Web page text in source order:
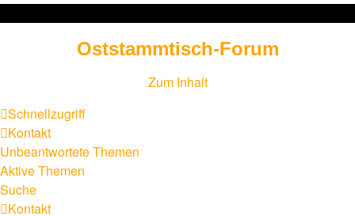
Oststammtisch-Forum
Zum Inhalt
Schnellzugriff
Kontakt
Unbeantwortete Themen
Aktive Themen
Suche
Kontakt